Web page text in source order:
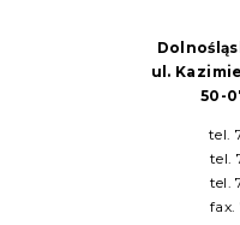
ul.
50-
tel.
tel.
tel.
fax.